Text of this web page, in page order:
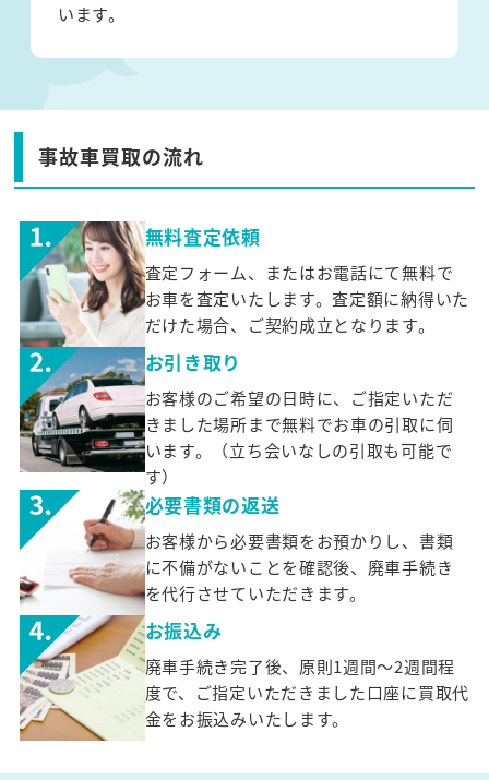
います。
事故車買取の流れ
無料査定依頼
査定フォーム、またはお電話にて無料で
お車を査定いたします。査定額に納得いた
だけた場合、ご契約成立となります。
お引き取り
お客様のご希望の日時に、ご指定いただ
きました場所まで無料でお車の引取に伺
います。（立ち会いなしの引取も可能で
す）
必要書類の返送
お客様から必要書類をお預かりし、書類
に不備がないことを確認後、廃車手続き
を代行させていただきます。
お振込み
廃車手続き完了後、原則1週間～2週間程
度で、ご指定いただきました口座に買取代
金をお振込みいたします。